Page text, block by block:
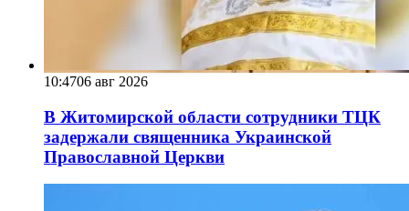
10:4706 авг 2026
В Житомирской области сотрудники ТЦК
задержали священника Украинской
Православной Церкви